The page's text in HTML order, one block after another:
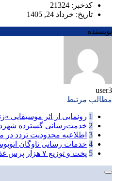
کدخبر: 21324
تاریخ: خرداد 24, 1405
نویسنده
user3
مطالب مرتبط
1 رونمایی از اثر موسیقایی
2 خدمت‌رسانی گسترده
3 اطلاعیه محدودیت تردد در
4 خدمات رسانی ناوگان
5 پخت و توزیع ۷ هزار پرس غذای نذری اربعین در پایانه بار بندرعباس